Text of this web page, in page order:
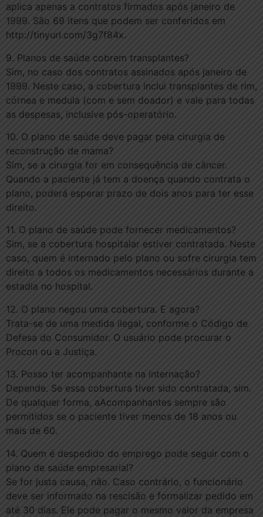
aplica apenas a contratos firmados após janeiro de
1999. São 69 itens que podem ser conferidos em
http://tinyurl.com/3g7f84x.
9. Planos de saúde cobrem transplantes?
Sim, no caso dos contratos assinados após janeiro de
1999. Neste caso, a cobertura inclui transplantes de rim,
córnea e medula (com e sem doador) e vale para todas
as despesas, inclusive pós-operatório.
10. O plano de saúde deve pagar pela cirurgia de
reconstrução de mama?
Sim, se a cirurgia for em consequência de câncer.
Quando a paciente já tem a doença quando contrata o
plano, poderá esperar prazo de dois anos para ter esse
direito.
11. O plano de saúde pode fornecer medicamentos?
Sim, se a cobertura hospitalar estiver contratada. Neste
caso, quem é internado pelo plano ou sofre cirurgia tem
direito a todos os medicamentos necessários durante a
estadia no hospital.
12. O plano negou uma cobertura. E agora?
Trata-se de uma medida ilegal, conforme o Código de
Defesa do Consumidor. O usuário pode procurar o
Procon ou a Justiça.
13. Posso ter acompanhante na internação?
Depende. Se essa cobertura tiver sido contratada, sim.
De qualquer forma, aAcompanhantes sempre são
permitidos se o paciente tiver menos de 18 anos ou
mais de 60.
14. Quem é despedido do emprego pode seguir com o
plano de saúde empresarial?
Se for justa causa, não. Caso contrário, o funcionário
deve ser informado na rescisão e formalizar pedido em
até 30 dias. Ele pode pagar o mesmo valor da empresa